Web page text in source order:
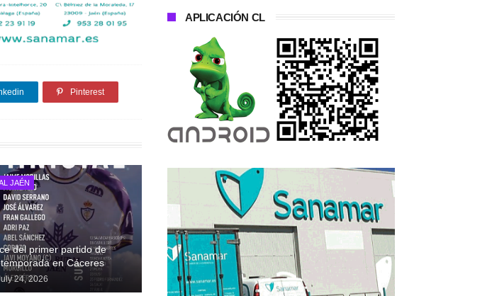
Pinterest
JAÉN
del primer partido de
en Cáceres
24, 2026
APLICACIÓN CL